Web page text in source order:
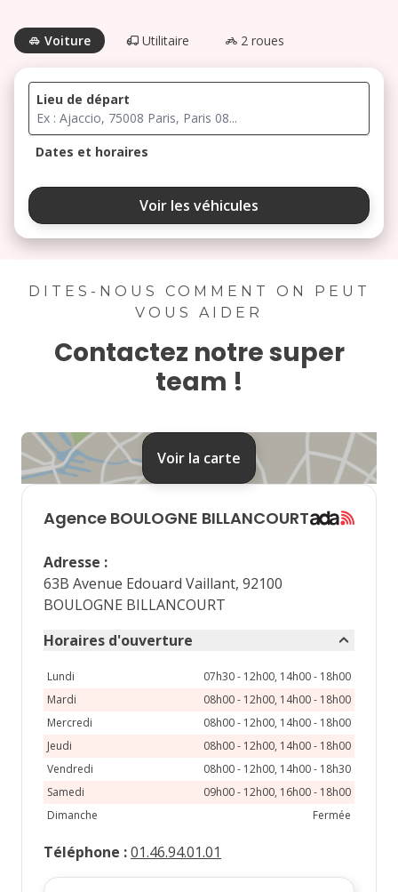
Voiture Utilitaire 2 roues
Lieu de départ
Dates et horaires
août 2026
ma me
3 4 5 6 7
17 18 19 20
31
septembre 2026
7
14 15 16
21 22
Voir les véhicules
DITES-NOUS COMMENT ON PEUT
VOUS AIDER
Contactez notre super
team !
Voir la carte
Agence BOULOGNE BILLANCOURT
Adresse :
63B Avenue Edouard Vaillant, 92100
BOULOGNE BILLANCOURT
Horaires d'ouverture
Lundi
07h30 - 12h00, 14h00 - 18h00
Mardi
08h00 - 12h00, 14h00 - 18h00
Mercredi
08h00 - 12h00, 14h00 - 18h00
Jeudi
08h00 - 12h00, 14h00 - 18h00
Vendredi
08h00 - 12h00, 14h00 - 18h30
Samedi
09h00 - 12h00, 16h00 - 18h00
Dimanche
Fermée
Téléphone :01.46.94.01.01